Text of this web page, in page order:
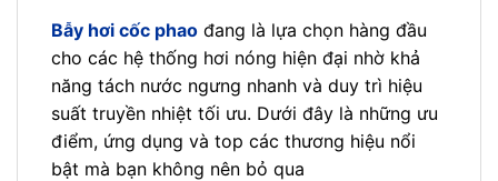
Bẫy hơi cốc phao đang là lựa chọn hàng đầu
cho các hệ thống hơi nóng hiện đại nhờ khả
năng tách nước ngưng nhanh và duy trì hiệu
suất truyền nhiệt tối ưu. Dưới đây là những ưu
điểm, ứng dụng và top các thương hiệu nổi
bật mà bạn không nên bỏ qua